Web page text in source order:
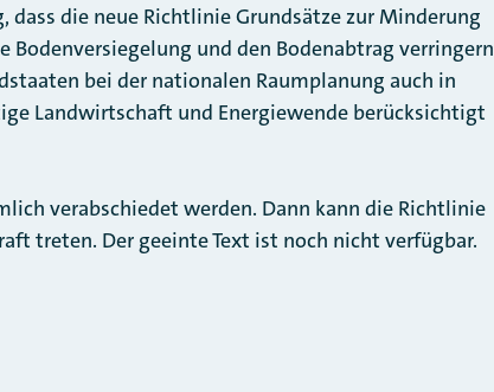
die neue Richtlinie Grundsätze zur Minderung
Bodenversiegelung und den Bodenabtrag verringern
bei der nationalen Raumplanung auch in
Landwirtschaft und Energiewende berücksichtigt
verabschiedet werden. Dann kann die Richtlinie
treten. Der geeinte Text ist noch nicht verfügbar.